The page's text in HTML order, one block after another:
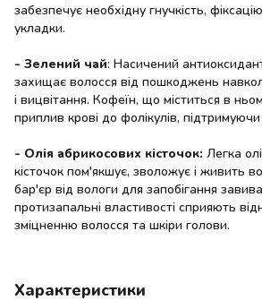
забезпечує необхідну гнучкість,
укладки.
- Зелений чай: Насичений
захищає волосся від пошкоджень
і вицвітання. Кофеїн, що міститься в
приплив крові до фолікулів,
- Олія абрикосових кісточок: Легка
кісточок пом'якшує, зволожує і живить
бар'єр від вологи для запобігання
протизапальні властивості сприяють
зміцненню волосся та шкіри голови.
Характеристики